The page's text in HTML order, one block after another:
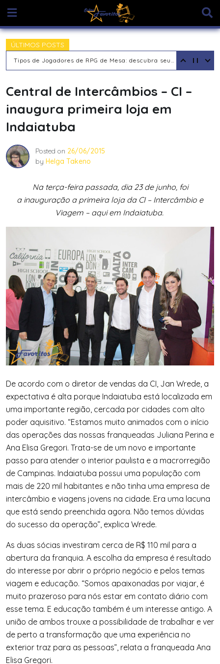
content
ÚLTIMOS POSTS
O RPG: Uma Jornada Pela Interpretação de Papéis e a Construção de Mundos
Central de Intercâmbios – CI –
inaugura primeira loja em
Indaiatuba
Posted on 26/06/2015
by Helga Takeno
Na terça-feira passada, dia 23 de junho, foi
a inauguração a primeira loja da CI – Intercâmbio e
Viagem – aqui em Indaiatuba.
De acordo com o diretor de vendas da CI, Jan Wrede, a
expectativa é alta porque Indaiatuba está localizada em
uma importante região, cercada por cidades com alto
poder aquisitivo. “Estamos muito animados com o início
das operações das nossas franqueadas Juliana Perina e
Ana Elisa Gregori. Trata-se de um novo e importante
passo para atender o interior paulista e a macrorregião
de Campinas. Indaiatuba possui uma população com
mais de 220 mil habitantes e não tinha uma empresa de
intercâmbio e viagens jovens na cidade. Era uma lacuna
que está sendo preenchida agora. Não temos dúvidas
do sucesso da operação”, explica Wrede.
As duas sócias investiram cerca de R$ 110 mil para a
abertura da franquia. A escolha da empresa é resultado
do interesse por abrir o próprio negócio e pelos temas
viagem e educação. “Somos apaixonadas por viajar, é
muito prazeroso para nós estar em contato diário com
esse tema. E educação também é um interesse antigo. A
união de ambos trouxe a possibilidade de trabalhar e ver
de perto a transformação que uma experiência no
exterior traz para as pessoas”, relata a franqueada Ana
Elisa Gregori.